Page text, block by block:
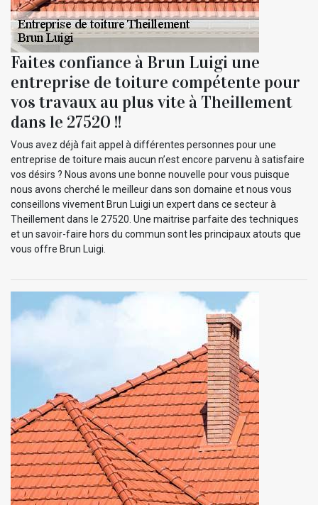
Faites confiance à Brun Luigi une
entreprise de toiture compétente pour
vos travaux au plus vite à Theillement
dans le 27520 !!
Vous avez déjà fait appel à différentes personnes pour une
entreprise de toiture mais aucun n’est encore parvenu à satisfaire
vos désirs ? Nous avons une bonne nouvelle pour vous puisque
nous avons cherché le meilleur dans son domaine et nous vous
conseillons vivement Brun Luigi un expert dans ce secteur à
Theillement dans le 27520. Une maitrise parfaite des techniques
et un savoir-faire hors du commun sont les principaux atouts que
vous offre Brun Luigi.